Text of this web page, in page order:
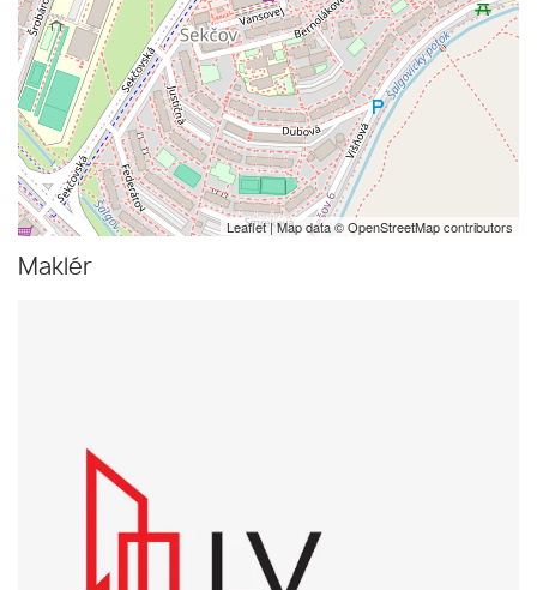
Leaflet| Map data ©OpenStreetMapcontributors
Maklér